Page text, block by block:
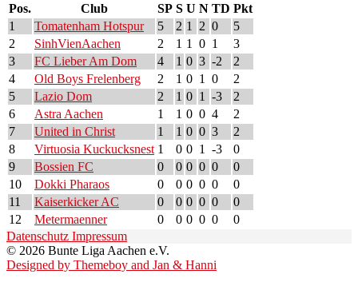
Pos. Club SP S U N TD Pkt
1
Tomatenham Hotspur 5 2 1 2 0
5
2
SinhVienAachen 2 1 1 0 1
3
3
FC Lieber Am Dom 4 1 0 3 -2
2
4
Old Boys Frelenberg 2 1 0 1 0
2
5
Lazio Dom 2 1 0 1 -3
2
6
Astra Aachen 1 1 0 0 4
2
7
United in Christ 1 1 0 0 3
2
8
Virtuosia Kuckucksnest 1 0 0 1 -3
0
9
Bossien FC 0 0 0 0 0
0
10
Dokki Pharaos 0 0 0 0 0
0
11
Kaiserkicker AC 0 0 0 0 0
0
12
Metermaenner 0 0 0 0 0
0
Datenschutz Impressum
© 2026 Bunte Liga Aachen e.V.
Designed by Themeboy and Jan & Hanni